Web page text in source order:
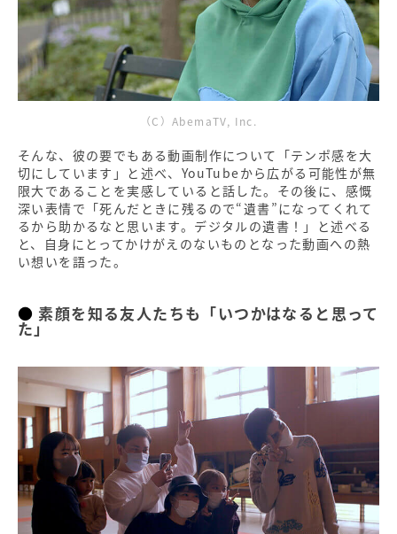
（C）AbemaTV, Inc.
そんな、彼の要でもある動画制作について「テンポ感を大
切にしています」と述べ、YouTubeから広がる可能性が無
限大であることを実感していると話した。その後に、感慨
深い表情で「死んだときに残るので“遺書”になってくれて
るから助かるなと思います。デジタルの遺書！」と述べる
と、自身にとってかけがえのないものとなった動画への熱
い想いを語った。
素顔を知る友人たちも「いつかはなると思って
た」